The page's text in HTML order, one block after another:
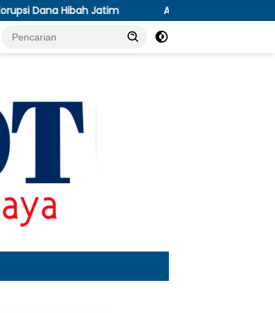
Antisipasi Kekeringan, Persit Yonif TP- 85 BP